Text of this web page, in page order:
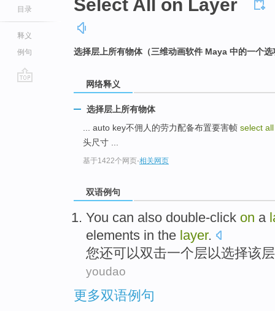
目录
释义
例句
Select All on Layer
选择层上所有物体（三维动画软件 Maya 中的一个选
网络释义
选择层上所有物体
... auto key不佣人的劳力配备布置要害帧 select
头尺寸 ...
基于1422个网页-相关网页
双语例句
You can also double-click on a
elements in the layer.
您还可以双击一个层以选择该层
youdao
更多双语例句